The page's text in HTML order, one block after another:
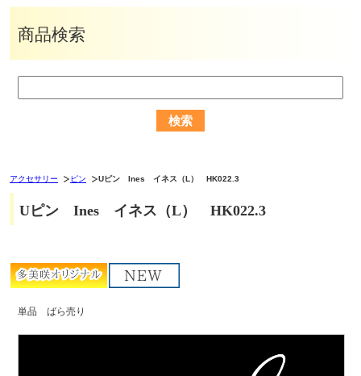
商品検索
アクセサリー ピン Uピン Ines イネス（L） HK022.3
Uピン Ines イネス（L） HK022.3
単品 ばら売り